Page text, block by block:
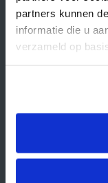
partners kunnen
informatie die u
verzameld op
KvK nummer:
Retourbeleid